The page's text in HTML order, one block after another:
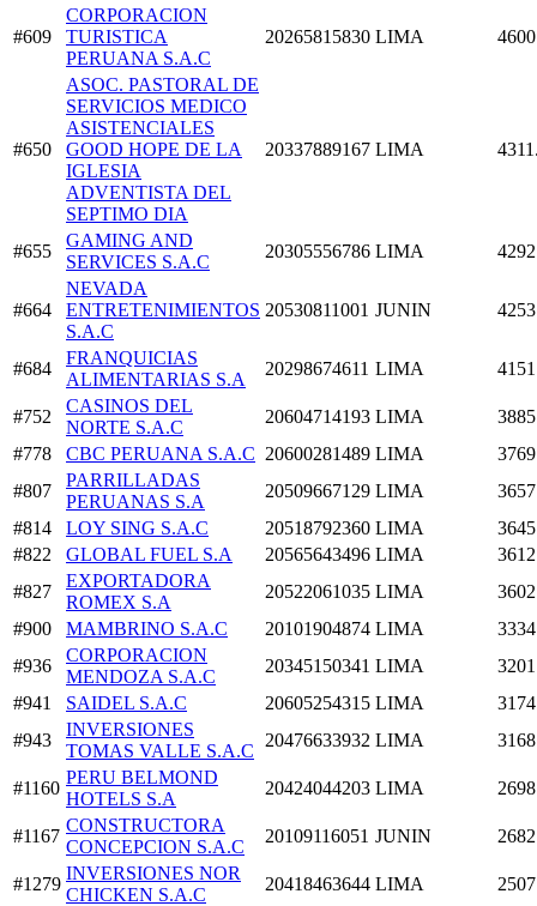
#609
CORPORACION
TURISTICA
PERUANA S.A.C
20265815830 LIMA
#650
ASOC. PASTORAL DE
SERVICIOS MEDICO
ASISTENCIALES
GOOD HOPE DE LA
IGLESIA
ADVENTISTA DEL
SEPTIMO DIA
20337889167 LIMA
#655
GAMING AND
SERVICES S.A.C
20305556786 LIMA
#664
NEVADA
ENTRETENIMIENTOS
S.A.C
20530811001 JUNIN
#684
FRANQUICIAS
ALIMENTARIAS S.A
20298674611 LIMA
#752
CASINOS DEL
NORTE S.A.C
20604714193 LIMA
#778
CBC PERUANA S.A.C 20600281489 LIMA
#807
PARRILLADAS
PERUANAS S.A
20509667129 LIMA
#814
LOY SING S.A.C 20518792360 LIMA
#822
GLOBAL FUEL S.A 20565643496 LIMA
#827
EXPORTADORA
ROMEX S.A
20522061035 LIMA
#900
MAMBRINO S.A.C 20101904874 LIMA
#936
CORPORACION
MENDOZA S.A.C
20345150341 LIMA
#941
SAIDEL S.A.C 20605254315 LIMA
#943
INVERSIONES
TOMAS VALLE S.A.C
20476633932 LIMA
#1160
PERU BELMOND
HOTELS S.A
20424044203 LIMA
#1167
CONSTRUCTORA
CONCEPCION S.A.C
20109116051 JUNIN
#1279
INVERSIONES NOR
CHICKEN S.A.C
20418463644 LIMA